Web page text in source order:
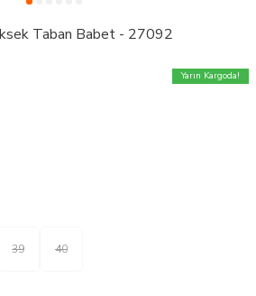
Taban Babet - 27092
Yarın Kargoda!
39 40